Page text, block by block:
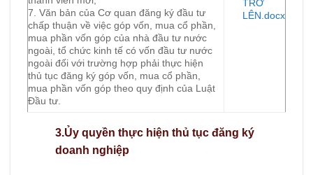
7. Văn bản của Cơ quan đăng ký đầu tư
chấp thuận về việc góp vốn, mua cổ phần,
mua phần vốn góp của nhà đầu tư nước
ngoài, tổ chức kinh tế có vốn đầu tư nước
ngoài đối với trường hợp phải thực hiện
thủ tục đăng ký góp vốn, mua cổ phần,
mua phần vốn góp theo quy định của Luật
Đầu tư.
TRỞ
LÊN.docx
3.Ủy quyền thực hiện thủ tục đăng ký
doanh nghiệp